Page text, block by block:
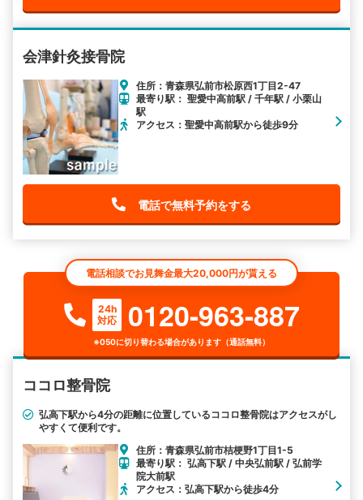
会津針灸接骨院
住所：青森県弘前市松原西1丁目2-47
最寄り駅： 聖愛中高前駅 / 千年駅 / 小栗山
駅
アクセス：聖愛中高前駅から徒歩9分
電話で無料予約をする
電話相談でお見舞金最大20,000円が貰える
24h
対応
0120-963-887
※050に切り替わる場合があります（通話無料）
ココロ整骨院
弘高下駅から4分の距離に位置しているココロ整骨院はアクセスがし
やすくて便利です。
住所：青森県弘前市桔梗野1丁目1-5
最寄り駅： 弘高下駅 / 中央弘前駅 / 弘前学
院大前駅
アクセス：弘高下駅から徒歩4分